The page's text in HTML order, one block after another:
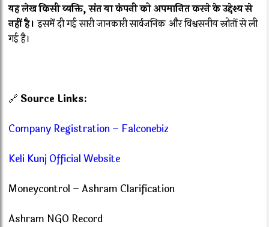
यह लेख किसी व्यक्ति, संत या कंपनी को अपमानित करने के उद्देश्य से
नहीं है। इसमें दी गई सारी जानकारी सार्वजनिक और विश्वसनीय स्रोतों से ली
गई है।
🔗 Source Links:
Company Registration – Falconebiz
Keli Kunj Official Website
Moneycontrol – Ashram Clarification
Ashram NGO Record